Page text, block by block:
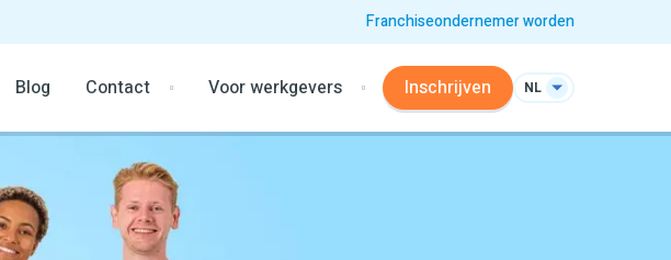
Franchiseondernemer worden
Blog Contact Voor werkgevers Inschrijven NL